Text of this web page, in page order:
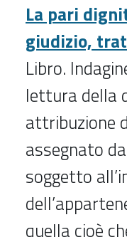
La pari
giudizio,
Libro.
lettura della
attribuzione
assegnato
soggetto
quella cioè